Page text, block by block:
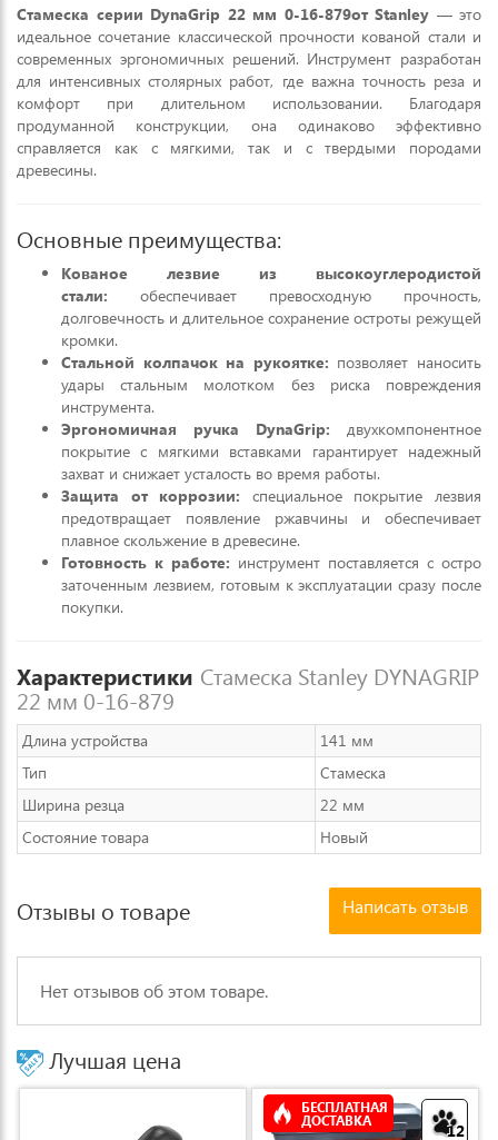
Стамеска серии DynaGrip 22 мм 0-16-879от Stanley — это
идеальное сочетание классической прочности кованой стали и
современных эргономичных решений. Инструмент разработан
для интенсивных столярных работ, где важна точность реза и
комфорт при длительном использовании. Благодаря
продуманной конструкции, она одинаково эффективно
справляется как с мягкими, так и с твердыми породами
древесины.
Основные преимущества:
Кованое лезвие из высокоуглеродистой
стали: обеспечивает превосходную прочность,
долговечность и длительное сохранение остроты режущей
кромки.
Стальной колпачок на рукоятке: позволяет наносить
удары стальным молотком без риска повреждения
инструмента.
Эргономичная ручка DynaGrip: двухкомпонентное
покрытие с мягкими вставками гарантирует надежный
захват и снижает усталость во время работы.
Защита от коррозии: специальное покрытие лезвия
предотвращает появление ржавчины и обеспечивает
плавное скольжение в древесине.
Готовность к работе: инструмент поставляется с остро
заточенным лезвием, готовым к эксплуатации сразу после
покупки.
Характеристики Стамеска Stanley DYNAGRIP
22 мм 0-16-879
Длина устройства
141 мм
Тип
Стамеска
Ширина резца
22 мм
Состояние товара
Новый
Отзывы о товаре Написать отзыв
Нет отзывов об этом товаре.
Лучшая цена
12
БЕСПЛАТНАЯ
ДОСТАВКА